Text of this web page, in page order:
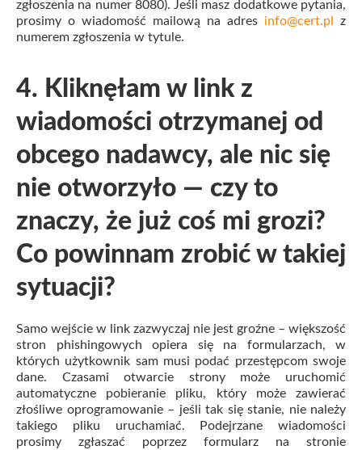
zgłoszenia na numer 8080). Jeśli masz dodatkowe pytania,
prosimy o wiadomość mailową na adres info@cert.pl
z
numerem zgłoszenia w tytule.
4. Kliknęłam w link z
wiadomości otrzymanej od
obcego nadawcy, ale nic się
nie otworzyło — czy to
znaczy, że już coś mi grozi?
Co powinnam zrobić w takiej
sytuacji?
Samo wejście w link zazwyczaj nie jest groźne – większość
stron phishingowych opiera się na formularzach, w
których użytkownik sam musi podać przestępcom swoje
dane. Czasami otwarcie strony może uruchomić
automatyczne pobieranie pliku, który może zawierać
złośliwe oprogramowanie – jeśli tak się stanie, nie należy
takiego pliku uruchamiać. Podejrzane wiadomości
prosimy zgłaszać poprzez formularz na stronie